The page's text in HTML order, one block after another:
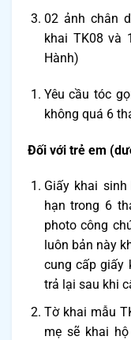
02 ảnh chân
khai TK08 và
Hành)
Yêu cầu tóc
không quá 6
Đối với trẻ em
Giấy khai sinh
hạn trong 6
photo công
luôn bản này
cung cấp giấy
trả lại sau khi
Tờ khai mẫu
mẹ sẽ khai